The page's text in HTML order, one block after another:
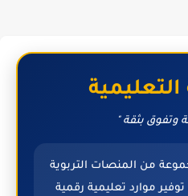
وتفوق بثقة "
من المنصات التربوية
موارد تعليمية رقمية